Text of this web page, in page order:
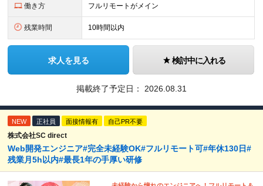
働き方 フルリモートがメイン
残業時間 10時間以内
求人を見る 検討中に入れる
掲載終了予定日： 2026.08.31
NEW 正社員 面接情報有 自己PR不要
株式会社SC direct
Web開発エンジニア#完全未経験OK#フルリモート可#年休130日#
残業月5h以内#最長1年の手厚い研修